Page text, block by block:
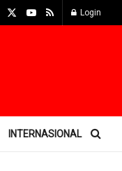
Login
INTERNASIONAL